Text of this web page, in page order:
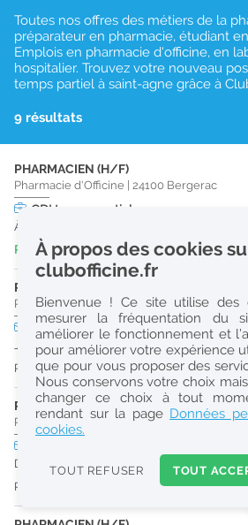
Réinitialiser
2
0
k
Consulter les offres de la France
Toutes nos offres des métiers de la
préparateur en pharmacie, étudiant
Emplois en pharmacie d'officine, en
hospitalier. Trouvez votre nouveau
temps partiel à saint-agne grâce à
9 résultats
PHARMACIEN (H/F)
Pharmacie d'Officine 24100 Bergerac
CDI temps partiel
À partir du 31/10/26
Publiée il y a 4 jour(s)
PRÉPARATEUR EN PHARMACIE (H/F)
Pharmacie d'Officine|24150Lalinde
CDD temps plein
Jusqu'au 27/08/26
Publiée il y a 8 jour(s)
PHARMACIEN (H/F)
Pharmacie d'Officine 24100 Bergerac
Dès que possible
Publiée il y a 9 jour(s)
À propos des cookies
clubofficine.fr
Bienvenue ! Ce site utilise des
mesurer la fréquentation du
améliorer le fonctionnement et
pour améliorer votre expérience
que pour vous proposer des
Nous conservons votre choix
changer ce choix à tout
rendant sur la page Données
cookies.
TOUT REFUSER TOUT